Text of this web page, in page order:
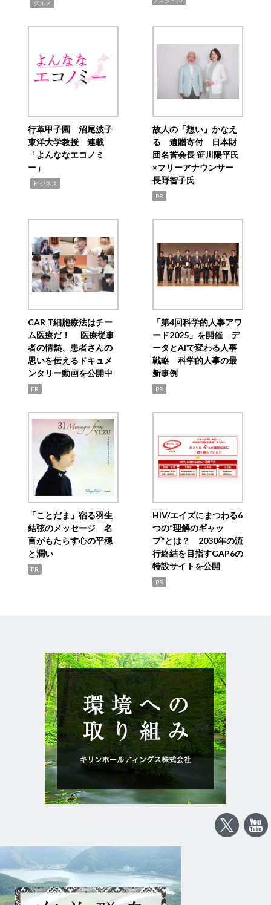
グルメ
行革甲子園 沼尾波子
東洋大学教授 連載
「よんななエコノミ
ー」
ビジネス
故人の「想い」かなえ
る 遺贈寄付 日本財
団名誉会長 笹川陽平氏
×フリーアナウンサー
長野智子氏
PR
CAR T細胞療法はチー
ム医療だ！ 医療従事
者の情熱、患者さんの
思いを伝えるドキュメ
ンタリー動画を公開中
PR
「第4回科学的人事アワ
ード2025」を開催 デ
ータとAIで変わる人事
戦略 科学的人事の最
新事例
PR
「ことだま」宿る羽生
結弦のメッセージ 名
言がもたらす心の平穏
と潤い
PR
HIV/エイズにまつわる6
つの“理解のギャッ
プ”とは？ 2030年の流
行終結を目指すGAP6の
特設サイトを公開
PR